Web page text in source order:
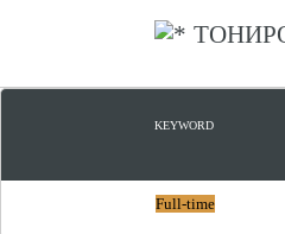
KEYWORD
Full-time